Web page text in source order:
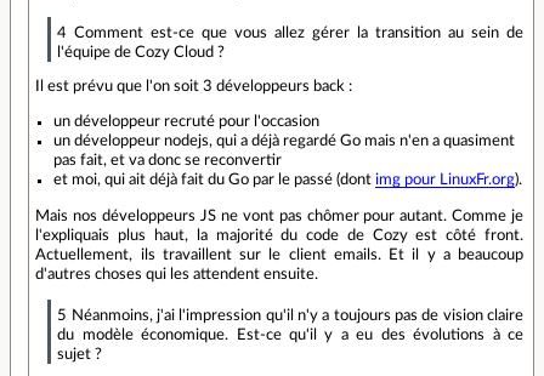
4 Comment est-ce que vous allez gérer la transition au sein de
l'équipe de Cozy Cloud ?
Il est prévu que l'on soit 3 développeurs back :
un développeur recruté pour l'occasion
un développeur nodejs, qui a déjà regardé Go mais n'en a quasiment
pas fait, et va donc se reconvertir
et moi, qui ait déjà fait du Go par le passé (dont img pour LinuxFr.org).
Mais nos développeurs JS ne vont pas chômer pour autant. Comme je
l'expliquais plus haut, la majorité du code de Cozy est côté front.
Actuellement, ils travaillent sur le client emails. Et il y a beaucoup
d'autres choses qui les attendent ensuite.
5 Néanmoins, j'ai l'impression qu'il n'y a toujours pas de vision claire
du modèle économique. Est-ce qu'il y a eu des évolutions à ce
sujet ?